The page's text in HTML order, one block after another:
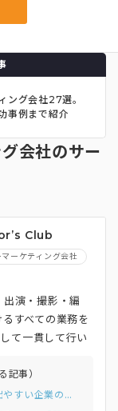
ング会社27選。
事例まで紹介
会社のサー
Club
ーケティング会社
出演・撮影・編
すべての業務を
て⼀貫して⾏い
記事）
・SNS運用代行会社おすすめ24選！成果が出やすい企業の独自調査結果と選び方まで